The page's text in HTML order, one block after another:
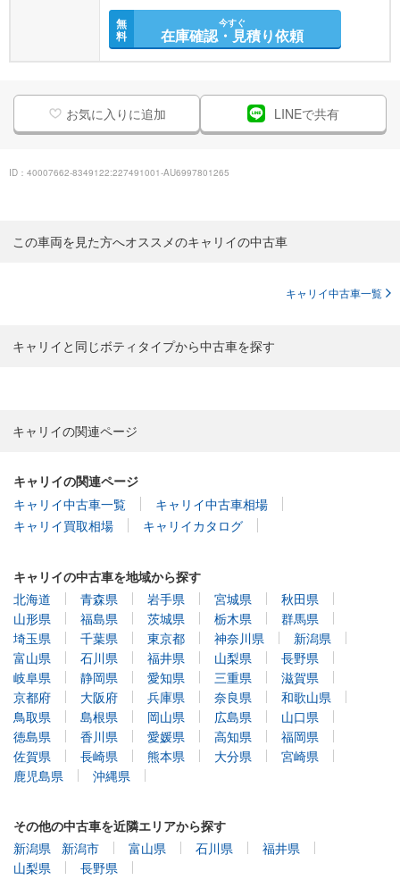
無
料
今すぐ
在庫確認・見積り依頼
お気に入りに追加 LINEで共有
ID：40007662-8349122:227491001-AU6997801265
この車両を見た方へオススメのキャリイの中古車
キャリイ中古車一覧
キャリイと同じボティタイプから中古車を探す
キャリイの関連ページ
キャリイの関連ページ
キャリイ中古車一覧
キャリイ中古車相場
キャリイ買取相場
キャリイカタログ
キャリイの中古車を地域から探す
北海道
青森県 岩手県 宮城県
秋田県
山形県
福島県 茨城県 栃木県
群馬県
埼玉県
千葉県 東京都 神奈川県
新潟県
富山県
石川県 福井県 山梨県
長野県
岐阜県
静岡県 愛知県 三重県
滋賀県
京都府
大阪府 兵庫県 奈良県
和歌山県
鳥取県
島根県 岡山県 広島県
山口県
徳島県
香川県 愛媛県 高知県
福岡県
佐賀県
長崎県 熊本県 大分県
宮崎県
鹿児島県
沖縄県
その他の中古車を近隣エリアから探す
新潟県
新潟市 富山県 石川県
福井県
山梨県
長野県